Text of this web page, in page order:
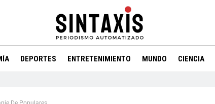
DEPORTES ENTRETENIMIENTO MUNDO CIENCIA